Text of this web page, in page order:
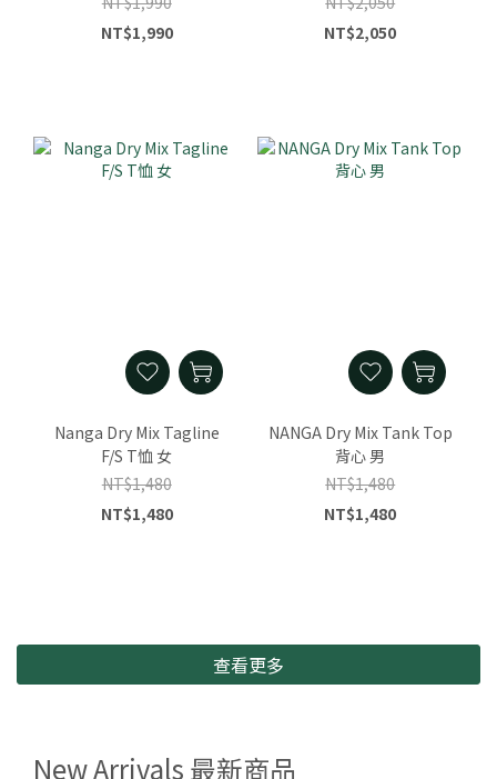
NT$1,990
NT$2,050
Nanga Dry Mix Tagline
F/S T恤 女
NT$1,480
NT$1,480
NANGA Dry Mix Tank Top
背心 男
NT$1,480
NT$1,480
查看更多
New Arrivals 最新商品